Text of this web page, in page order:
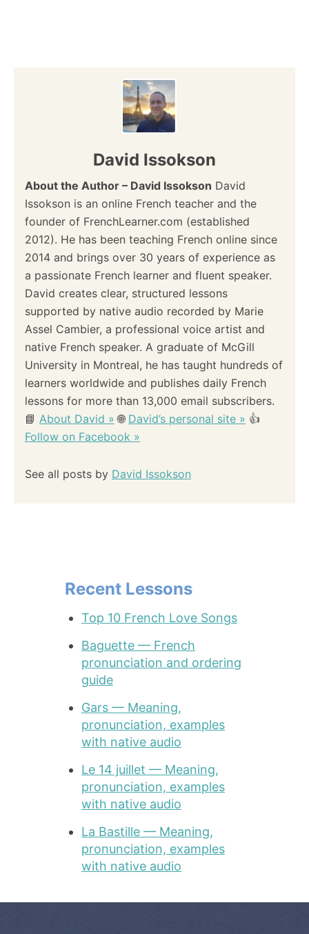
David Issokson
About the Author – David Issokson David
Issokson is an online French teacher and the
founder of FrenchLearner.com (established
2012). He has been teaching French online since
2014 and brings over 30 years of experience as
a passionate French learner and fluent speaker.
David creates clear, structured lessons
supported by native audio recorded by Marie
Assel Cambier, a professional voice artist and
native French speaker. A graduate of McGill
University in Montreal, he has taught hundreds of
learners worldwide and publishes daily French
lessons for more than 13,000 email subscribers.
📘 About David » 🌐 David’s personal site » 👍
Follow on Facebook »
See all posts by David Issokson
Recent Lessons
Top 10 French Love Songs
Baguette — French
pronunciation and ordering
guide
Gars — Meaning,
pronunciation, examples
with native audio
Le 14 juillet — Meaning,
pronunciation, examples
with native audio
La Bastille — Meaning,
pronunciation, examples
with native audio